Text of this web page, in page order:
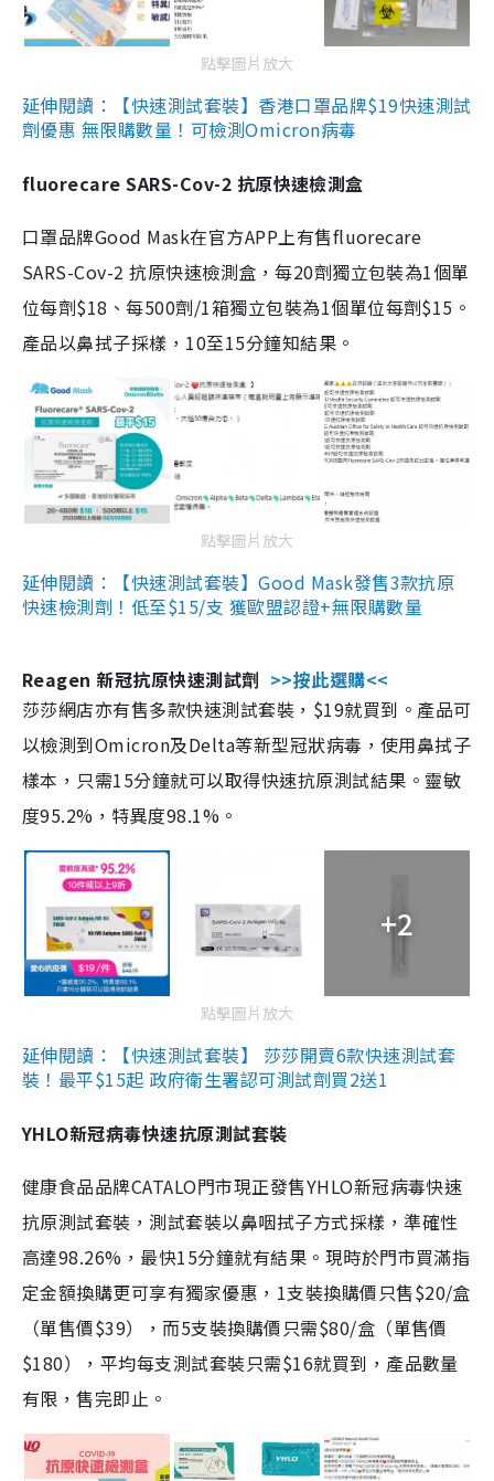
點擊圖片放大
延伸閱讀：【快速測試套裝】香港口罩品牌$19快速測試
劑優惠 無限購數量！可檢測Omicron病毒
fluorecare SARS-Cov-2 抗原快速檢測盒
口罩品牌Good Mask在官方APP上有售fluorecare
SARS-Cov-2 抗原快速檢測盒，每20劑獨立包裝為1個單
位每劑$18、每500劑/1箱獨立包裝為1個單位每劑$15。
產品以鼻拭子採樣，10至15分鐘知結果。
點擊圖片放大
延伸閱讀：【快速測試套裝】Good Mask發售3款抗原
快速檢測劑！低至$15/支 獲歐盟認證+無限購數量
Reagen 新冠抗原快速測試劑 >>按此選購<<
莎莎網店亦有售多款快速測試套裝，$19就買到。產品可
以檢測到Omicron及Delta等新型冠狀病毒，使用鼻拭子
樣本，只需15分鐘就可以取得快速抗原測試結果。靈敏
度95.2%，特異度98.1%。
+2
點擊圖片放大
延伸閱讀：【快速測試套裝】 莎莎開賣6款快速測試套
裝！最平$15起 政府衛生署認可測試劑買2送1
YHLO新冠病毒快速抗原測試套裝
健康食品品牌CATALO門市現正發售YHLO新冠病毒快速
抗原測試套裝，測試套裝以鼻咽拭子方式採樣，準確性
高達98.26%，最快15分鐘就有結果。現時於門市買滿指
定金額換購更可享有獨家優惠，1支裝換購價只售$20/盒
（單售價$39），而5支裝換購價只需$80/盒（單售價
$180），平均每支測試套裝只需$16就買到，產品數量
有限，售完即止。